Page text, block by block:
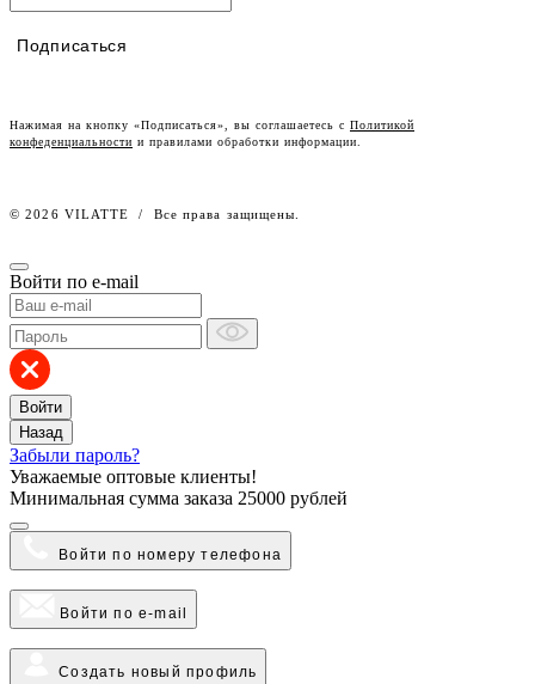
Lookbook
Работа в компании
Подписаться
Нажимая на кнопку «Подписаться», вы соглашаетесь с Политикой
конфеденциальности и правилами обработки информации.
© 2026 VILATTE / Все права защищены.
Войти по e-mail
Войти
Назад
Забыли пароль?
Уважаемые оптовые клиенты!
Минимальная сумма заказа 25000 рублей
Войти по номеру телефона
Войти по e-mail
Создать новый профиль